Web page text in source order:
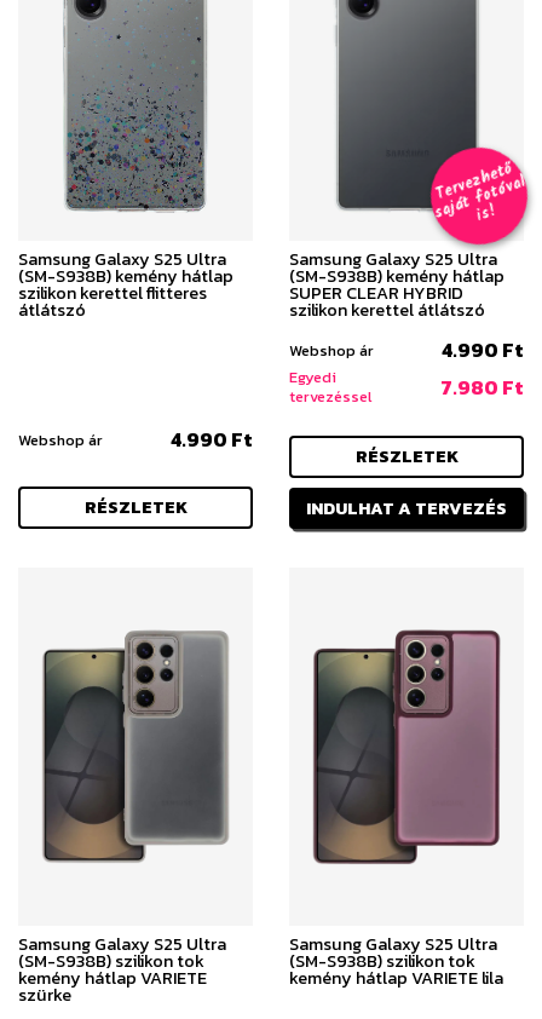
Samsung Galaxy S25 Ultra
(SM-S938B) kemény hátlap
szilikon kerettel flitteres
átlátszó
Webshop ár 4.990 Ft
RÉSZLETEK
T
er
v
e
z
h
e
t
ő
s
aj
á
t
f
o
t
ó
v
al
i
s
!
Samsung Galaxy S25 Ultra
(SM-S938B) kemény hátlap
SUPER CLEAR HYBRID
szilikon kerettel átlátszó
Webshop ár 4.990 Ft
Egyedi
tervezéssel
7.980 Ft
RÉSZLETEK
INDULHAT A TERVEZÉS
Samsung Galaxy S25 Ultra
(SM-S938B) szilikon tok
kemény hátlap VARIETE
szürke
Samsung Galaxy S25 Ultra
(SM-S938B) szilikon tok
kemény hátlap VARIETE lila